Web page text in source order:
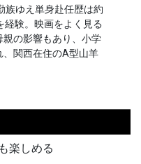
族ゆえ単身赴任歴は約
経験。映画をよく見る
親の影響もあり、小学
関西在住のA型山羊
楽しめる